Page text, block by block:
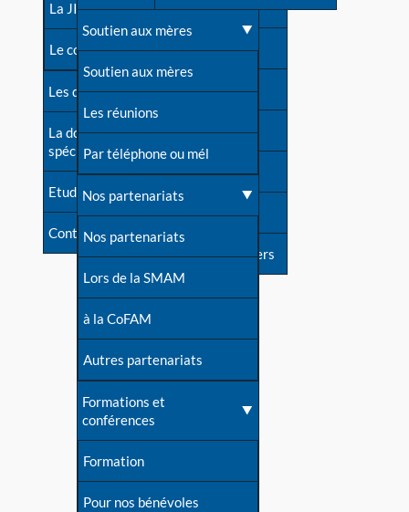
Une difficulté d'allaitement ?
Cas particuliers
Mythes et vérités
Devenir animatrice ?
Une question sur le site
La JIA
Le congrès
Les dossiers de l'allaitement
La documentation
spécialisée
Etudes récentes
Contact
contacts
Contact presse
Dossier de presse
Soutenir LLL
Livre d'or
Forum
S'inscrire à nos newsletters
Soutien aux mères
Soutien aux mères
Les réunions
Par téléphone ou mél
Nos partenariats
Nos partenariats
Lors de la SMAM
à la CoFAM
Autres partenariats
Formations et
conférences
Formation
Pour nos bénévoles